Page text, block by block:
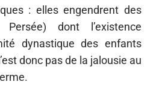
: elles engendrent des
Persée) dont l’existence
dynastique des enfants
donc pas de la jalousie au